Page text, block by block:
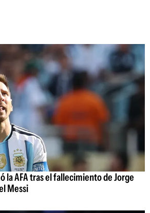
la AFA tras el fallecimiento de Jorge
Messi